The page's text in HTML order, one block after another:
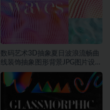
数码艺术3D抽象夏日波浪流畅曲
线装饰抽象图形背景JPG图片设计
素材